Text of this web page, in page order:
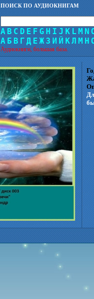
ПОИСК ПО АУДИОКНИГАМ
A B C D E F G H I J K L M N
А Б В Г Д Е Ж З И Й КЛ М Н
Аудиокниги, большая база.